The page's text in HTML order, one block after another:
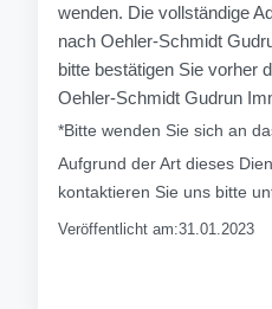
wenden. Die vollständige
nach Oehler-Schmidt
bitte bestätigen Sie vorher
Oehler-Schmidt Gudrun
*Bitte wenden Sie sich an
Aufgrund der Art dieses
kontaktieren Sie uns bitte
Veröffentlicht am:31.01.2023